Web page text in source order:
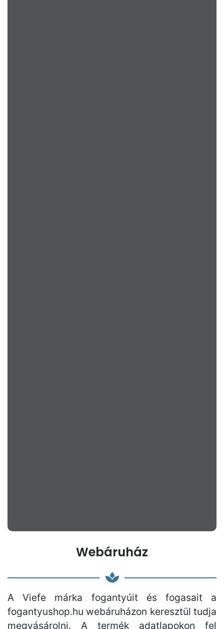
Webáruház
A Viefe márka fogantyúit és fogasait a
fogantyushop.hu webáruházon keresztül tudja
megvásárolni. A termék adatlapokon fel